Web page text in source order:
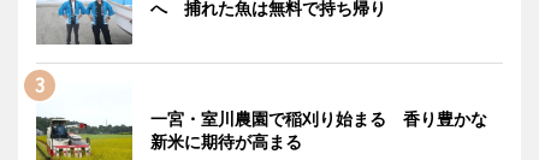
へ 捕れた魚は無料で持ち帰り
一宮・室川農園で稲刈り始まる 香り豊かな
新米に期待が高まる